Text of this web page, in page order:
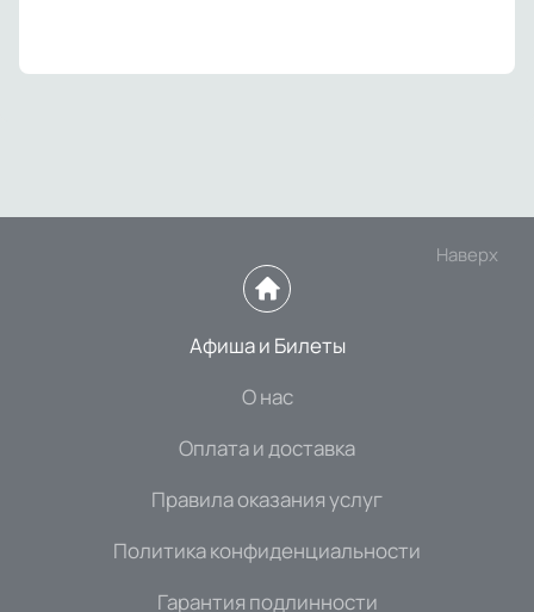
Наверх
Афиша и Билеты
О нас
Оплата и доставка
Правила оказания услуг
Политика конфиденциальности
Гарантия подлинности